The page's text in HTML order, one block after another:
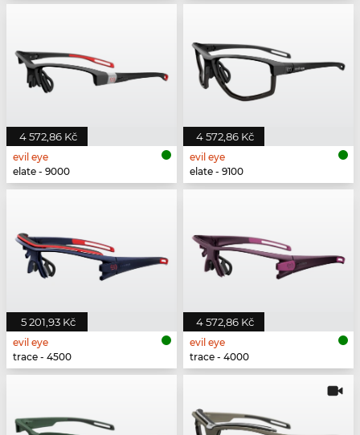
4 572,86 Kč
evil eye
elate - 9000
4 572,86 Kč
evil eye
elate - 9100
5 201,93 Kč
evil eye
trace - 4500
4 572,86 Kč
evil eye
trace - 4000